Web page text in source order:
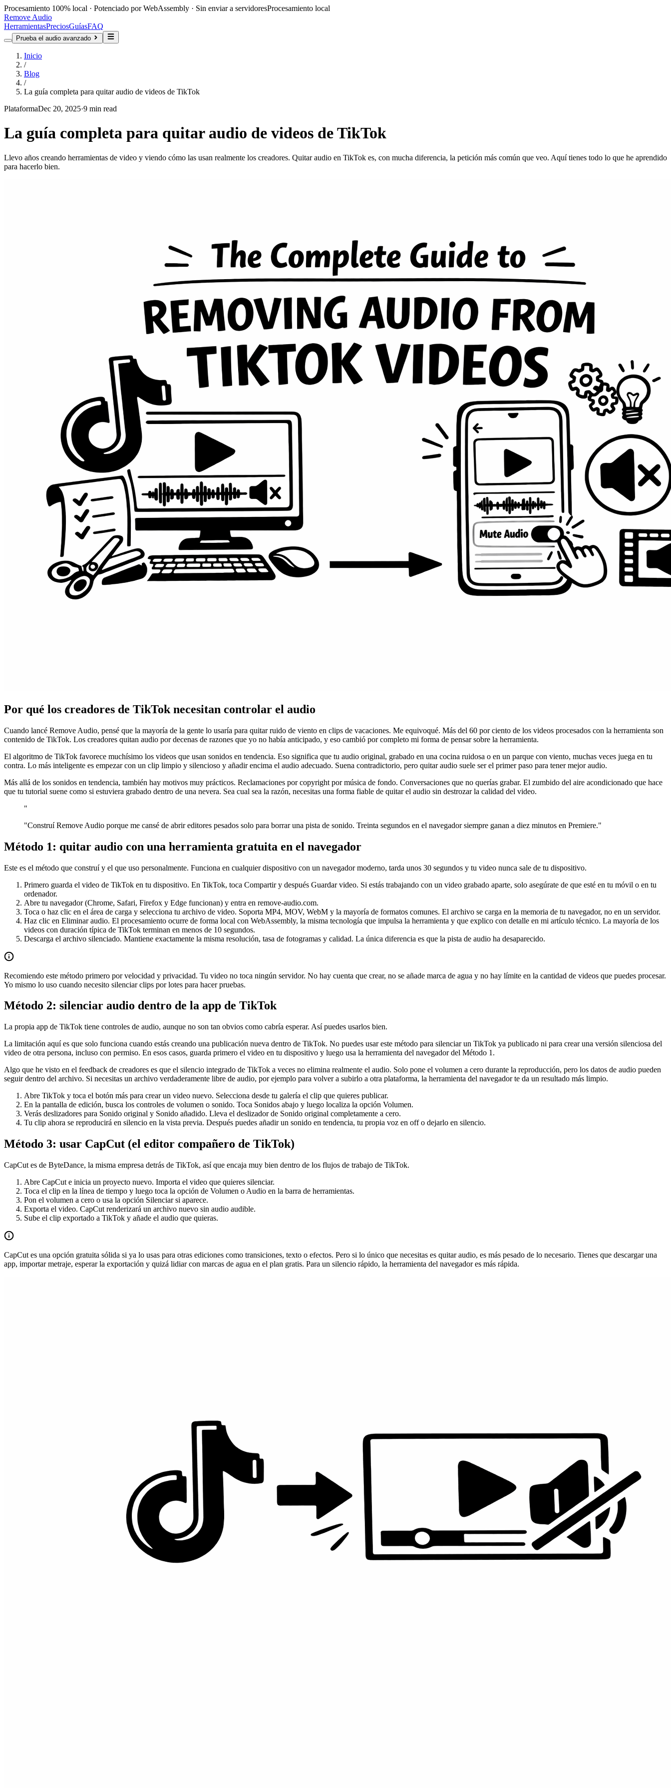
Procesamiento 100% local · Potenciado por WebAssembly · Sin enviar a servidoresProcesamiento local
Remove Audio
HerramientasPreciosGuíasFAQ
Prueba el audio avanzado
Inicio
/
Blog
/
La guía completa para quitar audio de videos de TikTok
PlataformaDec 20, 2025·9 min read
La guía completa para quitar audio de videos de TikTok
Llevo años creando herramientas de video y viendo cómo las usan realmente los creadores. Quitar audio en TikTok es, con mucha diferencia, la petición más común que veo. Aquí tienes todo lo que he aprendido
para hacerlo bien.
Por qué los creadores de TikTok necesitan controlar el audio
Cuando lancé Remove Audio, pensé que la mayoría de la gente lo usaría para quitar ruido de viento en clips de vacaciones. Me equivoqué. Más del 60 por ciento de los videos procesados con la herramienta son
contenido de TikTok. Los creadores quitan audio por decenas de razones que yo no había anticipado, y eso cambió por completo mi forma de pensar sobre la herramienta.
El algoritmo de TikTok favorece muchísimo los videos que usan sonidos en tendencia. Eso significa que tu audio original, grabado en una cocina ruidosa o en un parque con viento, muchas veces juega en tu
contra. Lo más inteligente es empezar con un clip limpio y silencioso y añadir encima el audio adecuado. Suena contradictorio, pero quitar audio suele ser el primer paso para tener mejor audio.
Más allá de los sonidos en tendencia, también hay motivos muy prácticos. Reclamaciones por copyright por música de fondo. Conversaciones que no querías grabar. El zumbido del aire acondicionado que hace
que tu tutorial suene como si estuviera grabado dentro de una nevera. Sea cual sea la razón, necesitas una forma fiable de quitar el audio sin destrozar la calidad del video.
"
"Construí Remove Audio porque me cansé de abrir editores pesados solo para borrar una pista de sonido. Treinta segundos en el navegador siempre ganan a diez minutos en Premiere."
Método 1: quitar audio con una herramienta gratuita en el navegador
Este es el método que construí y el que uso personalmente. Funciona en cualquier dispositivo con un navegador moderno, tarda unos 30 segundos y tu video nunca sale de tu dispositivo.
Primero guarda el video de TikTok en tu dispositivo. En TikTok, toca Compartir y después Guardar video. Si estás trabajando con un video grabado aparte, solo asegúrate de que esté en tu móvil o en tu
ordenador.
Abre tu navegador (Chrome, Safari, Firefox y Edge funcionan) y entra en remove-audio.com.
Toca o haz clic en el área de carga y selecciona tu archivo de video. Soporta MP4, MOV, WebM y la mayoría de formatos comunes. El archivo se carga en la memoria de tu navegador, no en un servidor.
Haz clic en Eliminar audio. El procesamiento ocurre de forma local con WebAssembly, la misma tecnología que impulsa la herramienta y que explico con detalle en mi artículo técnico. La mayoría de los
videos con duración típica de TikTok terminan en menos de 10 segundos.
Descarga el archivo silenciado. Mantiene exactamente la misma resolución, tasa de fotogramas y calidad. La única diferencia es que la pista de audio ha desaparecido.
Recomiendo este método primero por velocidad y privacidad. Tu video no toca ningún servidor. No hay cuenta que crear, no se añade marca de agua y no hay límite en la cantidad de videos que puedes procesar.
Yo mismo lo uso cuando necesito silenciar clips por lotes para hacer pruebas.
Método 2: silenciar audio dentro de la app de TikTok
La propia app de TikTok tiene controles de audio, aunque no son tan obvios como cabría esperar. Así puedes usarlos bien.
La limitación aquí es que solo funciona cuando estás creando una publicación nueva dentro de TikTok. No puedes usar este método para silenciar un TikTok ya publicado ni para crear una versión silenciosa del
video de otra persona, incluso con permiso. En esos casos, guarda primero el video en tu dispositivo y luego usa la herramienta del navegador del Método 1.
Algo que he visto en el feedback de creadores es que el silencio integrado de TikTok a veces no elimina realmente el audio. Solo pone el volumen a cero durante la reproducción, pero los datos de audio pueden
seguir dentro del archivo. Si necesitas un archivo verdaderamente libre de audio, por ejemplo para volver a subirlo a otra plataforma, la herramienta del navegador te da un resultado más limpio.
Abre TikTok y toca el botón más para crear un video nuevo. Selecciona desde tu galería el clip que quieres publicar.
En la pantalla de edición, busca los controles de volumen o sonido. Toca Sonidos abajo y luego localiza la opción Volumen.
Verás deslizadores para Sonido original y Sonido añadido. Lleva el deslizador de Sonido original completamente a cero.
Tu clip ahora se reproducirá en silencio en la vista previa. Después puedes añadir un sonido en tendencia, tu propia voz en off o dejarlo en silencio.
Método 3: usar CapCut (el editor compañero de TikTok)
CapCut es de ByteDance, la misma empresa detrás de TikTok, así que encaja muy bien dentro de los flujos de trabajo de TikTok.
Abre CapCut e inicia un proyecto nuevo. Importa el video que quieres silenciar.
Toca el clip en la línea de tiempo y luego toca la opción de Volumen o Audio en la barra de herramientas.
Pon el volumen a cero o usa la opción Silenciar si aparece.
Exporta el video. CapCut renderizará un archivo nuevo sin audio audible.
Sube el clip exportado a TikTok y añade el audio que quieras.
CapCut es una opción gratuita sólida si ya lo usas para otras ediciones como transiciones, texto o efectos. Pero si lo único que necesitas es quitar audio, es más pesado de lo necesario. Tienes que descargar una
app, importar metraje, esperar la exportación y quizá lidiar con marcas de agua en el plan gratis. Para un silencio rápido, la herramienta del navegador es más rápida.